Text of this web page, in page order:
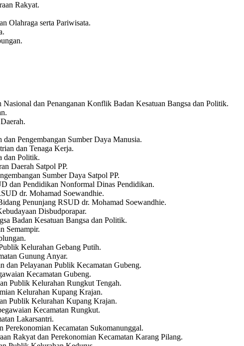
Rakyat.
Olahraga serta Pariwisata.
dan Penanganan Konflik Badan Kesatuan Bangsa dan Politik.
Pengembangan Sumber Daya Manusia.
dan Tenaga Kerja.
dan Politik.
Daerah Satpol PP.
Sumber Daya Satpol PP.
dan Pendidikan Nonformal Dinas Pendidikan.
dr. Mohamad Soewandhie.
Penunjang RSUD dr. Mohamad Soewandhie.
Disbudporapar.
Badan Kesatuan Bangsa dan Politik.
Semampir.
Kelurahan Gebang Putih.
Gunung Anyar.
Pelayanan Publik Kecamatan Gubeng.
Kecamatan Gubeng.
Publik Kelurahan Rungkut Tengah.
Kelurahan Kupang Krajan.
Publik Kelurahan Kupang Krajan.
Kecamatan Rungkut.
Lakarsantri.
Kecamatan Sukomanunggal.
Rakyat dan Perekonomian Kecamatan Karang Pilang.